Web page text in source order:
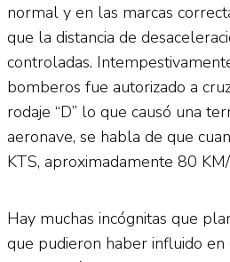
normal y en las marcas
que la distancia de
controladas.
bomberos fue autorizado a
rodaje “D” lo que causó una
aeronave, se habla de que
KTS, aproximadamente 80
Hay muchas incógnitas que
que pudieron haber influido